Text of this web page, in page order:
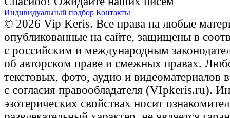
Индивидуальный подбор Контакты
© 2026 Vip Keris. Все права на любые
опубликованные на сайте, защищены в
с российским и международным
об авторском праве и смежных правах.
текстовых, фото, аудио и видеоматериалов
с согласия правообладателя (VIpkeris.ru).
эзотерических свойствах носит